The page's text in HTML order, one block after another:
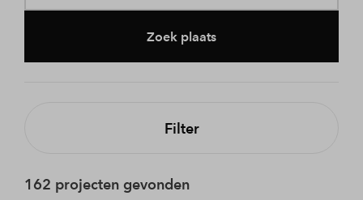
Zoek plaats
Filter
162 projecten gevonden